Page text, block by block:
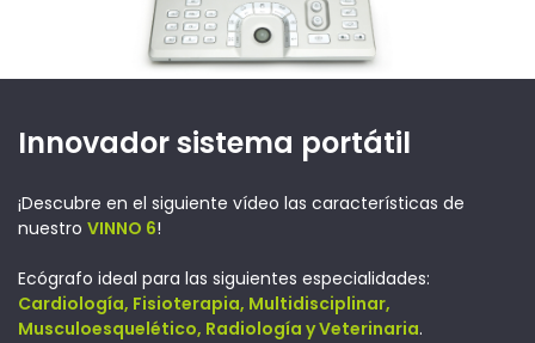
Innovador sistema portátil
¡Descubre en el siguiente vídeo las características de
nuestro VINNO 6!
Ecógrafo ideal para las siguientes especialidades:
Cardiología, Fisioterapia, Multidisciplinar,
Musculoesquelético, Radiología y Veterinaria.